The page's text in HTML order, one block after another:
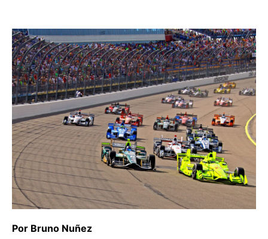
Por Bruno Nuñez